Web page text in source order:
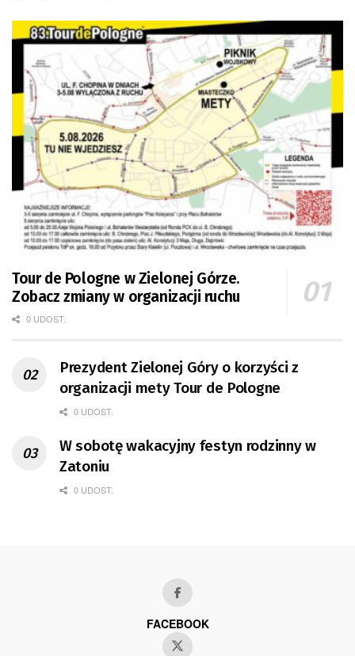
Tour de Pologne w Zielonej Górze.
Zobacz zmiany w organizacji ruchu
0 UDOST.
Prezydent Zielonej Góry o korzyści z
organizacji mety Tour de Pologne
0 UDOST.
W sobotę wakacyjny festyn rodzinny w
Zatoniu
0 UDOST.
FACEBOOK